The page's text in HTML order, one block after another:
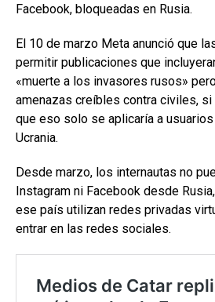
Facebook, bloqueadas en Rusia.
El 10 de marzo Meta anunció que
permitir publicaciones que
«muerte a los invasores rusos»
amenazas creíbles contra civiles,
que eso solo se aplicaría a
Ucrania.
Desde marzo, los internautas no
Instagram ni Facebook desde
ese país utilizan redes privadas
entrar en las redes sociales.